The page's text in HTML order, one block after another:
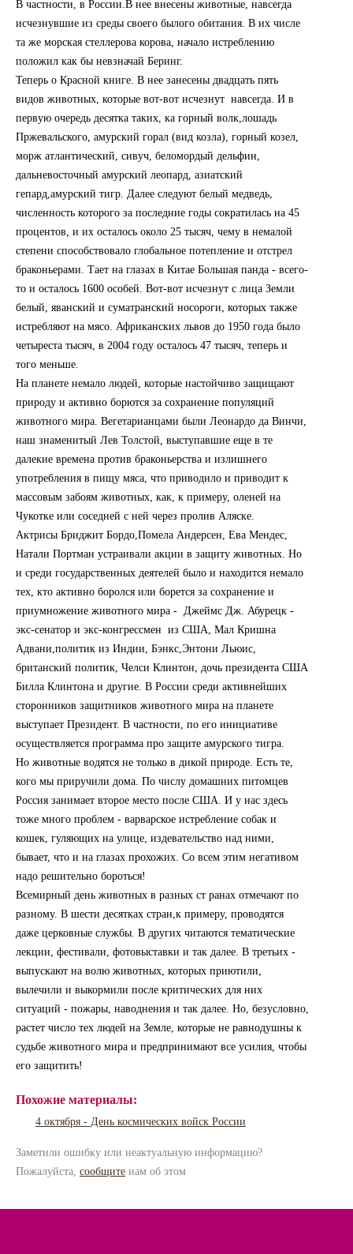
В частности, в России.В нее внесены животные, навсегда
исчезнувшие из среды своего былого обитания. В их числе
та же морская стеллерова корова, начало истреблению
положил как бы невзначай Беринг.
Теперь о Красной книге. В нее занесены двадцать пять
видов животных, которые вот-вот исчезнут навсегда. И в
первую очередь десятка таких, ка горный волк,лошадь
Пржевальского, амурский горал (вид козла), горный козел,
морж атлантический, сивуч, беломордый дельфин,
дальневосточный амурский леопард, азиатский
гепард,амурский тигр. Далее следуют белый медведь,
численность которого за последние годы сократилась на 45
процентов, и их осталось около 25 тысяч, чему в немалой
степени способствовало глобальное потепление и отстрел
браконьерами. Тает на глазах в Китае Большая панда - всего-
то и осталось 1600 особей. Вот-вот исчезнут с лица Земли
белый, яванский и суматранский носороги, которых также
истребляют на мясо. Африканских львов до 1950 года было
четыреста тысяч, в 2004 году осталось 47 тысяч, теперь и
того меньше.
На планете немало людей, которые настойчиво защищают
природу и активно борются за сохранение популяций
животного мира. Вегетарианцами были Леонардо да Винчи,
наш знаменитый Лев Толстой, выступавшие еще в те
далекие времена против браконьерства и излишнего
употребления в пищу мяса, что приводило и приводит к
массовым забоям животных, как, к примеру, оленей на
Чукотке или соседней с ней через пролив Аляске.
Актрисы Бриджит Бордо,Помела Андерсен, Ева Мендес,
Натали Портман устраивали акции в защиту животных. Но
и среди государственных деятелей было и находится немало
тех, кто активно боролся или борется за сохранение и
приумножение животного мира - Джеймс Дж. Абурецк -
экс-сенатор и экс-конгрессмен из США, Мал Кришна
Адвани,политик из Индии, Бэнкс,Энтони Льюис,
британский политик, Челси Клинтон, дочь президента США
Билла Клинтона и другие. В России среди активнейших
сторонников защитников животного мира на планете
выступает Президент. В частности, по его инициативе
осуществляется программа про защите амурского тигра.
Но животные водятся не только в дикой природе. Есть те,
кого мы приручили дома. По числу домашних питомцев
Россия занимает второе место после США. И у нас здесь
тоже много проблем - варварское истребление собак и
кошек, гуляющих на улице, издевательство над ними,
бывает, что и на глазах прохожих. Со всем этим негативом
надо решительно бороться!
Всемирный день животных в разных ст ранах отмечают по
разному. В шести десятках стран,к примеру, проводятся
даже церковные службы. В других читаются тематические
лекции, фестивали, фотовыставки и так далее. В третьих -
выпускают на волю животных, которых приютили,
вылечили и выкормили после критических для них
ситуаций - пожары, наводнения и так далее. Но, безусловно,
растет число тех людей на Земле, которые не равнодушны к
судьбе животного мира и предпринимают все усилия, чтобы
его защитить!
Похожие материалы:
4 октября - День космических войск России
Заметили ошибку или неактуальную информацию?
Пожалуйста, сообщите нам об этом